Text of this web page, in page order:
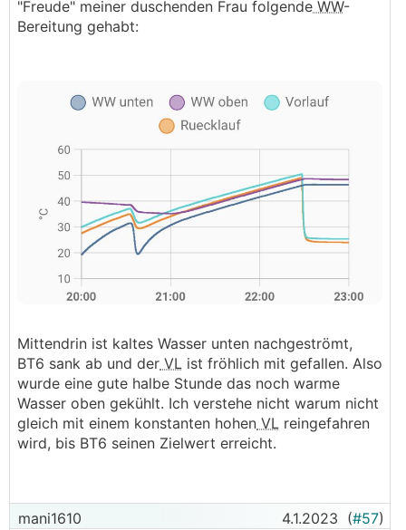
"Freude" meiner duschenden Frau folgende WW-
Bereitung gehabt:
Mittendrin ist kaltes Wasser unten nachgeströmt,
BT6 sank ab und der VL ist fröhlich mit gefallen. Also
wurde eine gute halbe Stunde das noch warme
Wasser oben gekühlt. Ich verstehe nicht warum nicht
gleich mit einem konstanten hohen VL reingefahren
wird, bis BT6 seinen Zielwert erreicht.
mani1610 4.1.2023 (#57)